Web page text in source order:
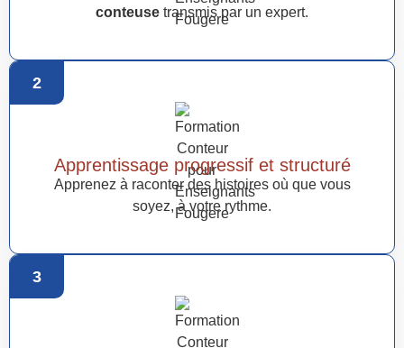
conteuse transmis par un expert.
2
Apprentissage progressif et structuré
Apprenez à raconter des histoires où que vous
soyez, à votre rythme.
3